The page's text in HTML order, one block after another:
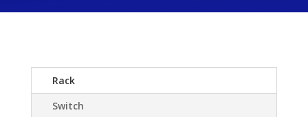
Rack
Switch